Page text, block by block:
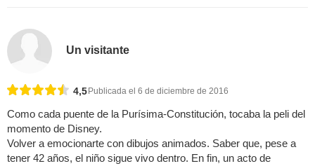
Un visitante
4,5 Publicada el 6 de diciembre de 2016
Como cada puente de la Purísima-Constitución, tocaba la peli del
momento de Disney.
Volver a emocionarte con dibujos animados. Saber que, pese a
tener 42 años, el niño sigue vivo dentro. En fin, un acto de